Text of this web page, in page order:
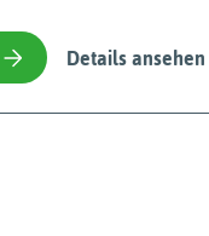
Details ansehen